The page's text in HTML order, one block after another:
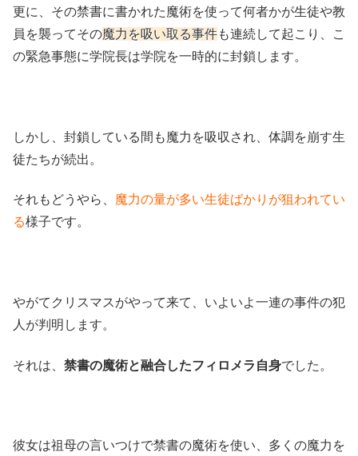
更に、その禁書に書かれた魔術を使って何者かが生徒や教
員を襲ってその魔力を吸い取る事件も連続して起こり、こ
の緊急事態に学院長は学院を一時的に封鎖します。
しかし、封鎖している間も魔力を吸収され、体調を崩す生
徒たちが続出。
それもどうやら、 魔力の量が多い生徒ばかりが狙われてい
る様子です。
やがてクリスマスがやって来て、いよいよ一連の事件の犯
人が判明します。
それは、 禁書の魔術と融合したフィロメラ自身でした。
彼女は祖母の言いつけで禁書の魔術を使い、多くの魔力を